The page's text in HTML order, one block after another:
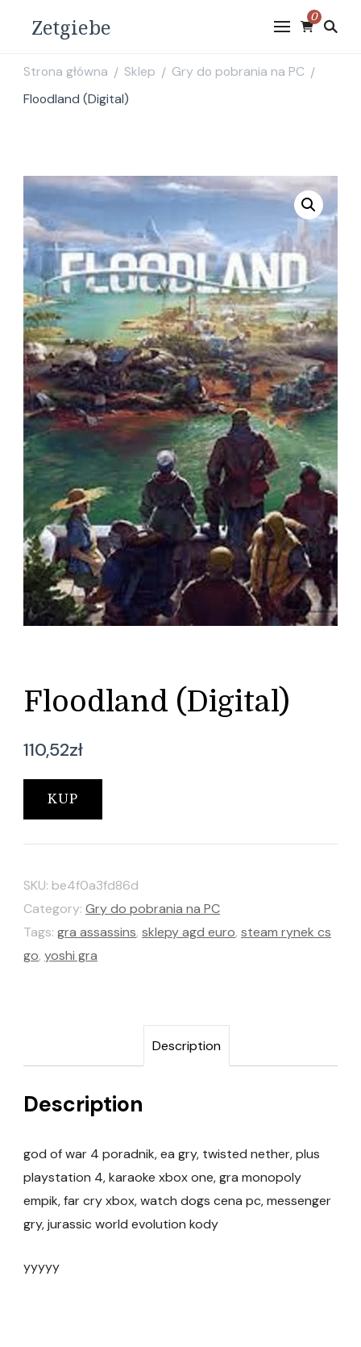
Zetgiebe 0
Strona główna / Sklep / Gry do pobrania na PC /
Floodland (Digital)
Floodland (Digital)
110,52zł
KUP
SKU: be4f0a3fd86d
Category: Gry do pobrania na PC
Tags: gra assassins, sklepy agd euro, steam rynek cs
go, yoshi gra
Description
Description
god of war 4 poradnik, ea gry, twisted nether, plus
playstation 4, karaoke xbox one, gra monopoly
empik, far cry xbox, watch dogs cena pc, messenger
gry, jurassic world evolution kody
yyyyy